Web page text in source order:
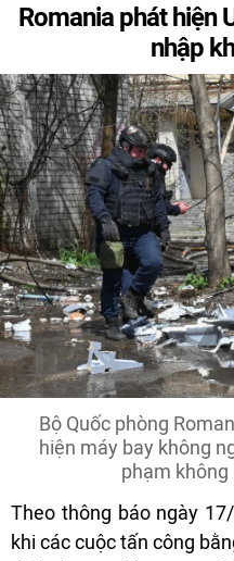
Romania phát hiện
nhập
Bộ Quốc phòng
hiện máy bay không
phạm không
Theo thông báo ngày
khi các cuộc tấn công